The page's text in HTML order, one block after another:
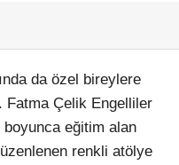
da özel bireylere
Fatma Çelik Engelliler
boyunca eğitim alan
renkli atölye